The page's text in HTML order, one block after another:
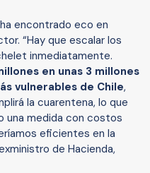
encontrado eco en
“Hay que escalar los
inmediatamente.
en unas 3 millones
vulnerables de Chile,
la cuarentena, lo que
una medida con costos
eficientes en la
de Hacienda,